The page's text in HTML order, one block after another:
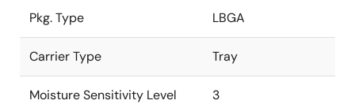
Pkg. Type LBGA
Carrier Type Tray
Moisture Sensitivity Level
3